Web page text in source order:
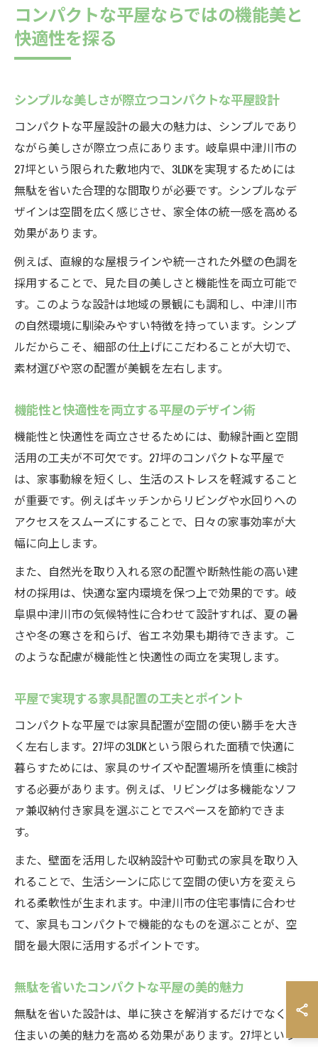
コンパクトな平屋ならではの機能美と
快適性を探る
シンプルな美しさが際立つコンパクトな平屋設計
コンパクトな平屋設計の最大の魅力は、シンプルであり
ながら美しさが際立つ点にあります。岐阜県中津川市の
27坪という限られた敷地内で、3LDKを実現するためには
無駄を省いた合理的な間取りが必要です。シンプルなデ
ザインは空間を広く感じさせ、家全体の統一感を高める
効果があります。
例えば、直線的な屋根ラインや統一された外壁の色調を
採用することで、見た目の美しさと機能性を両立可能で
す。このような設計は地域の景観にも調和し、中津川市
の自然環境に馴染みやすい特徴を持っています。シンプ
ルだからこそ、細部の仕上げにこだわることが大切で、
素材選びや窓の配置が美観を左右します。
機能性と快適性を両立する平屋のデザイン術
機能性と快適性を両立させるためには、動線計画と空間
活用の工夫が不可欠です。27坪のコンパクトな平屋で
は、家事動線を短くし、生活のストレスを軽減すること
が重要です。例えばキッチンからリビングや水回りへの
アクセスをスムーズにすることで、日々の家事効率が大
幅に向上します。
また、自然光を取り入れる窓の配置や断熱性能の高い建
材の採用は、快適な室内環境を保つ上で効果的です。岐
阜県中津川市の気候特性に合わせて設計すれば、夏の暑
さや冬の寒さを和らげ、省エネ効果も期待できます。こ
のような配慮が機能性と快適性の両立を実現します。
平屋で実現する家具配置の工夫とポイント
コンパクトな平屋では家具配置が空間の使い勝手を大き
く左右します。27坪の3LDKという限られた面積で快適に
暮らすためには、家具のサイズや配置場所を慎重に検討
する必要があります。例えば、リビングは多機能なソフ
ァ兼収納付き家具を選ぶことでスペースを節約できま
す。
また、壁面を活用した収納設計や可動式の家具を取り入
れることで、生活シーンに応じて空間の使い方を変えら
れる柔軟性が生まれます。中津川市の住宅事情に合わせ
て、家具もコンパクトで機能的なものを選ぶことが、空
間を最大限に活用するポイントです。
無駄を省いたコンパクトな平屋の美的魅力
無駄を省いた設計は、単に狭さを解消するだけでなく、
住まいの美的魅力を高める効果があります。27坪という